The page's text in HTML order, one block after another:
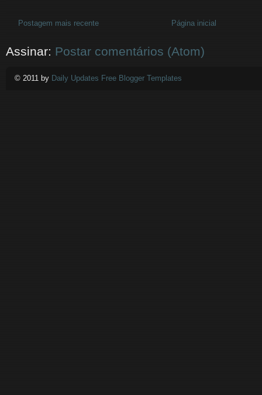
Postagem mais recente Página inicial
Assinar: Postar comentários (Atom)
© 2011 by Daily Updates Free Blogger Templates